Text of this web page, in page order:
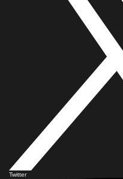
Twitter